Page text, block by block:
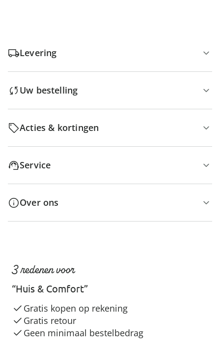
Levering
Uw bestelling
Acties & kortingen
Service
Over ons
3 redenen voor
“Huis & Comfort”
Gratis kopen op rekening
Gratis retour
Geen minimaal bestelbedrag